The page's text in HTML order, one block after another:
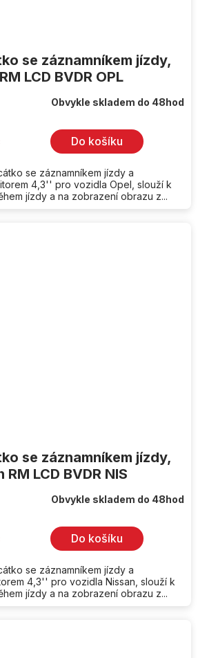
se záznamníkem jízdy,
LCD BVDR OPL
Obvykle skladem do 48hod
Do košíku
se záznamníkem jízdy a
4,3'' pro vozidla Opel, slouží k
jízdy a na zobrazení obrazu z...
se záznamníkem jízdy,
RM LCD BVDR NIS
Obvykle skladem do 48hod
Do košíku
se záznamníkem jízdy a
4,3'' pro vozidla Nissan, slouží k
jízdy a na zobrazení obrazu z...